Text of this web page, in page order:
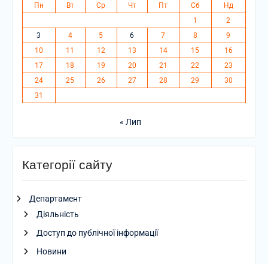
Пн Вт Ср Чт Пт Сб
Нд
1
2
3
4 5 6 7 8
9
10
11 12 13 14 15
16
17
18 19 20 21 22
23
24
25 26 27 28 29
30
31
« Лип
Категорії сайту
Департамент
Діяльність
Доступ до публічної інформації
Новини